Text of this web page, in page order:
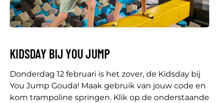
KIDSDAY BIJ YOU JUMP
Donderdag 12 februari is het zover, de Kidsday bij
You Jump Gouda! Maak gebruik van jouw code en
kom trampoline springen. Klik op de onderstaande